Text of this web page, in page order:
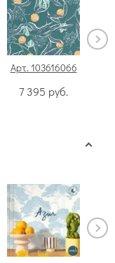
Арт. 103616066
7 395 руб.